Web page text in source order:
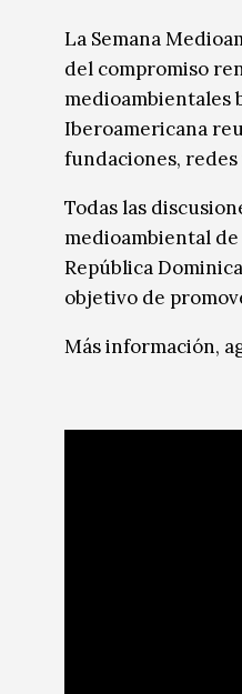
Música
Música
Sin categoría Sin
La Semana
del compromiso
medioambientales
Iberoamericana
fundaciones,
Todas las
medioambiental
República
objetivo de
Más información,